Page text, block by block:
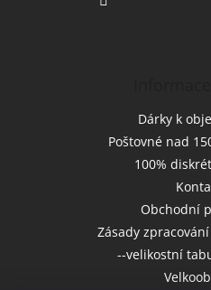
Dárky k
Poštovné nad
100%
Obchodní
Zásady
--velikostní